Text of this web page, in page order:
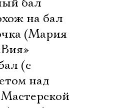
бал
на бал
(Мария
(с
над